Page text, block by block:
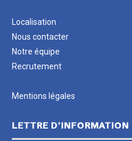
Localisation
Nous contacter
Notre équipe
Recrutement
Mentions légales
LETTRE D’INFORMATION